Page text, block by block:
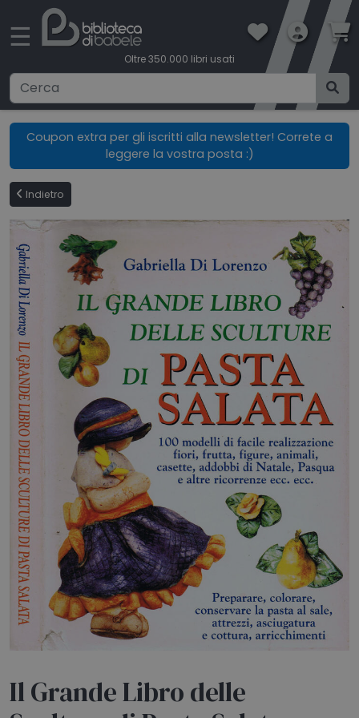
☰
Oltre 350.000 libri usati
Ricerca avanzata
CONDIZIONI DI VENDITA
BOOKLOVERS CARD
SPEDIZIONI
CONTATTI
CHI SIAMO
OUTLET
NEWSLETTER
Coupon extra per gli iscritti alla newsletter! Correte a
leggere la vostra posta :)
Indietro
Il Grande Libro delle